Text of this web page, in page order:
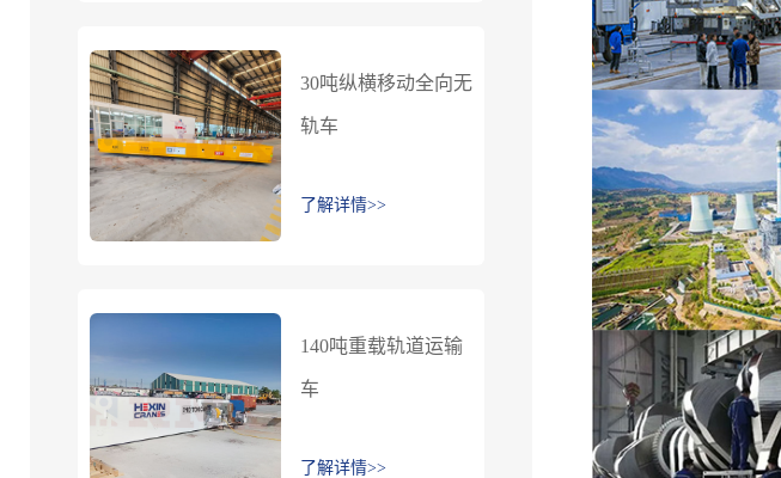
30吨纵横移动全向无
轨车
了解详情>>
140吨重载轨道运输
车
了解详情>>